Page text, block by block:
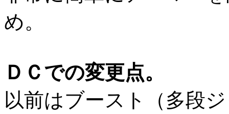
め。
ＤＣでの変更点。
以前はブースト（多段